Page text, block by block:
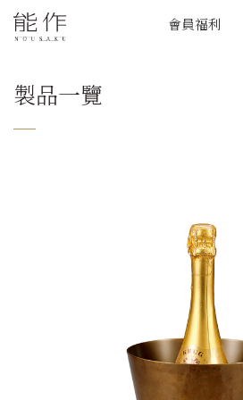
會員福利
製品一覽